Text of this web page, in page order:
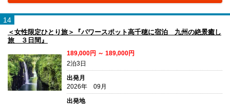
14
＜女性限定ひとり旅＞『パワースポット高千穂に宿泊 九州の絶景癒し
旅 ３日間』
189,000円 ～ 189,000円
2泊3日
出発月
2026年 09月
出発地